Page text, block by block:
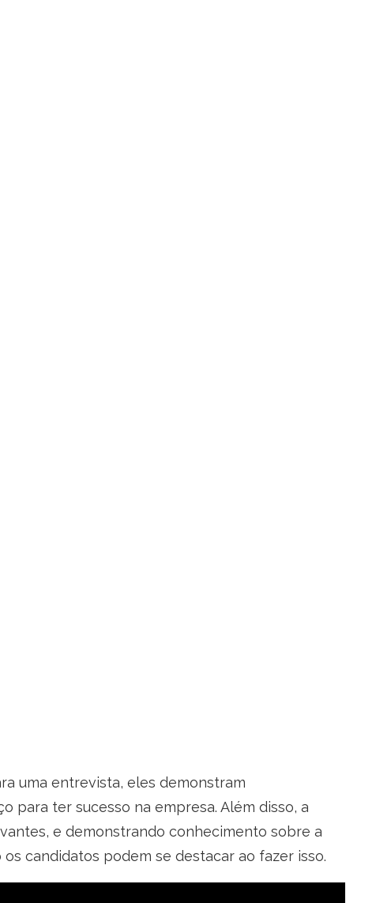
uma entrevista, eles demonstram
para ter sucesso na empresa. Além disso, a
e demonstrando conhecimento sobre a
candidatos podem se destacar ao fazer isso.